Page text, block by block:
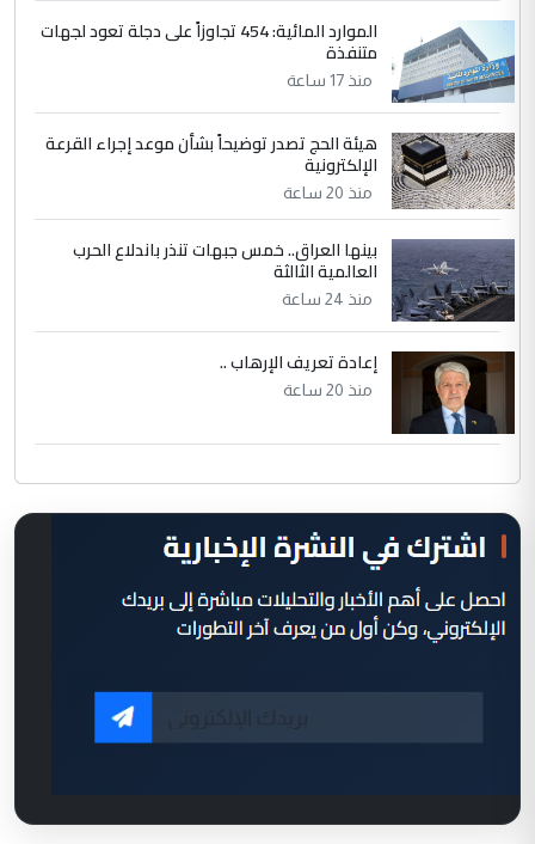
الموارد المائية: 454 تجاوزاً على دجلة تعود لجهات
متنفذة
منذ 17 ساعة
هيئة الحج تصدر توضيحاً بشأن موعد إجراء القرعة
الإلكترونية
منذ 20 ساعة
بينها العراق.. خمس جبهات تنذر باندلاع الحرب
العالمية الثالثة
منذ 24 ساعة
إعادة تعريف الإرهاب ..
منذ 20 ساعة